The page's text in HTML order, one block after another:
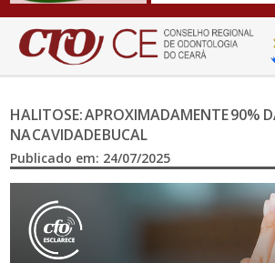
HALITOSE: APROXIMADAMENTE 90%
NA CAVIDADE BUCAL
Publicado em: 24/07/2025